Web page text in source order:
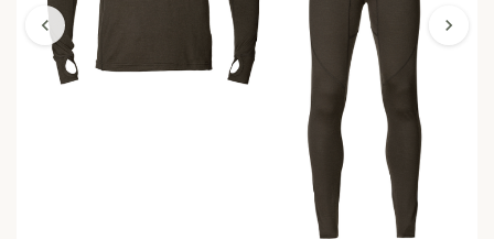
chevron_left chevron_right